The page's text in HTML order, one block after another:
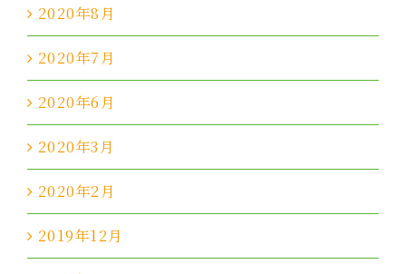
2020年8月
2020年7月
2020年6月
2020年3月
2020年2月
2019年12月